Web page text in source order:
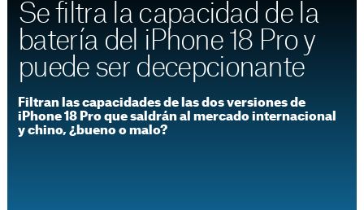
Se filtra la capacidad de la
batería del iPhone 18 Pro y
puede ser decepcionante
Filtran las capacidades de las dos versiones de
iPhone 18 Pro que saldrán al mercado internacional
y chino, ¿bueno o malo?